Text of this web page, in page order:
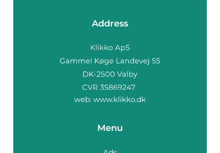
Address
web: www.klikko.dk
Menu